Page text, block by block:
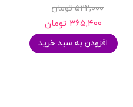
۵۲۲,۰۰۰ تومان
۳۶۵,۴۰۰ تومان
افزودن به سبد خرید